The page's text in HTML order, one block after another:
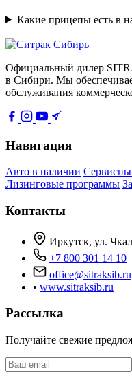
Какие прицепы есть в
Официальный дилер
в Сибири. Мы
обслуживания
Навигация
Авто в наличии
Лизинговые программы
Контакты
Иркутск, ул.
+7 800 301 14 10
office@sitraksib.ru
• www.sitraksib.ru
Рассылка
Получайте свежие
Ваш
email